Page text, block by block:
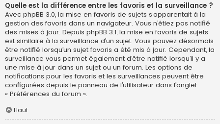
Quelle est la différence entre les favoris et la surveillance ?
Avec phpBB 3.0, la mise en favoris de sujets s’apparentait à la
gestion des favoris dans un navigateur. Vous n’étiez pas notifié
des mises à jour. Depuis phpBB 3.1, la mise en favoris de sujets
est similaire à la surveillance d’un sujet. Vous pouvez désormais
être notifié lorsqu’un sujet favoris a été mis à jour. Cependant, la
surveillance vous permet également d’être notifié lorsqu’il y a
une mise à jour dans un sujet ou un forum. Les options de
notifications pour les favoris et les surveillances peuvent être
configurées depuis le panneau de l’utilisateur dans l’onglet
« Préférences du forum ».
Haut